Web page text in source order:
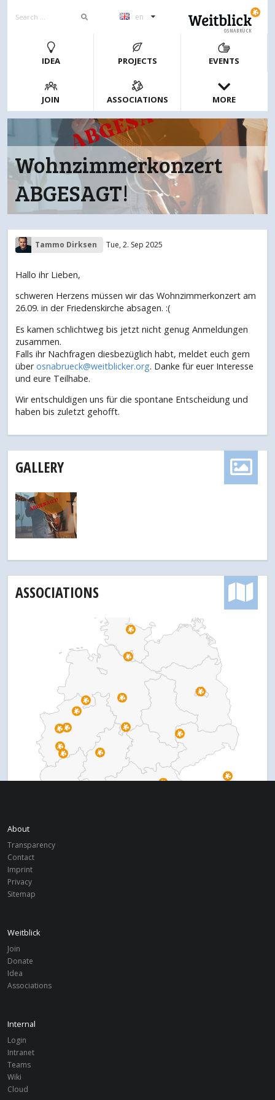
en
OSNABRÜCK
IDEA PROJECTS EVENTS
JOIN ASSOCIATIONS MORE
Wohnzimmerkonzert
ABGESAGT!
Tammo Dirksen Tue, 2. Sep 2025
Hallo ihr Lieben,
schweren Herzens müssen wir das Wohnzimmerkonzert am
26.09. in der Friedenskirche absagen. :(
Es kamen schlichtweg bis jetzt nicht genug Anmeldungen
zusammen.
Falls ihr Nachfragen diesbezüglich habt, meldet euch gern
überosnabrueck@weitblicker.org. Danke für euer Interesse
und eure Teilhabe.
Wir entschuldigen uns für die spontane Entscheidung und
haben bis zuletzt gehofft.
GALLERY
ASSOCIATIONS
PROJECTS
About
Transparency
Contact
Imprint
Privacy
Sitemap
Weitblick
Join
Donate
Idea
Associations
Internal
Login
Intranet
Teams
Wiki
Cloud